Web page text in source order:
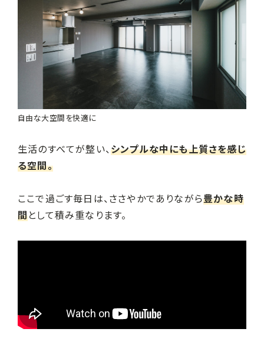
自由な大空間を快適に
生活のすべてが整い、シンプルな中にも上質さを感じ
る空間。
ここで過ごす毎日は、ささやかでありながら豊かな時
間として積み重なります。